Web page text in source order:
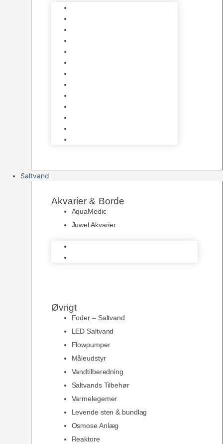
Saltvand
Akvarier & Borde
AquaMedic
Juwel Akvarier
Øvrigt
Foder – Saltvand
LED Saltvand
Flowpumper
Måleudstyr
Vandtilberedning
Saltvands Tilbehør
Varmelegemer
Levende sten & bundlag
Osmose Anlæg
Reaktore